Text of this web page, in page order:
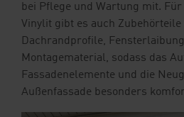
bei Pflege und Wartung mit. Für
Vinylit gibt es auch Zubehörteile
Dachrandprofile,
Montagematerial, sodass das
Fassadenelemente und die
Außenfassade besonders